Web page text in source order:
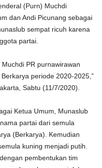
(Purn) Muchdi
dan Andi Picunang sebagai
sempat ricuh karena
partai.
PR purnawirawan
periode 2020-2025,”
Sabtu (11/7/2020).
Ketua Umum, Munaslub
partai dari semula
(Berkarya). Kemudian
kuning menjadi putih.
pembentukan tim